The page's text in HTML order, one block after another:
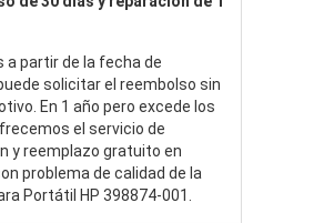
a partir de la fecha de
solicitar el reembolso sin
En 1 año pero excede los
el servicio de
y reemplazo gratuito en
problema de calidad de la
Portátil HP 398874-001.